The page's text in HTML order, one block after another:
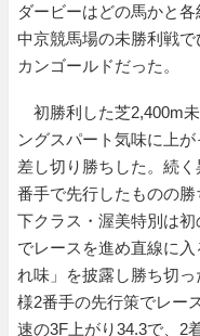
ダービーはどの馬かと
中京競馬場の未勝利戦
カンゴールドだった。
初勝利した芝2,400m
ングスパート気味に上
差し切り勝ちした。続
番手で先行したものの
下クラス・渥美特別は
でレースを進め直線に
れ味」を披露し勝ち切
様2番手の先行策でレー
速の3F上がり34.3で、2